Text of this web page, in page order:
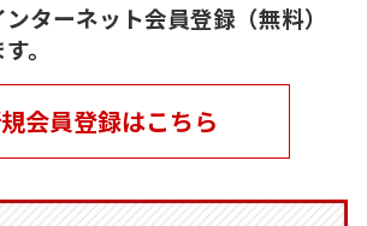
ターネット会員登録（無料）
。
会員登録はこちら